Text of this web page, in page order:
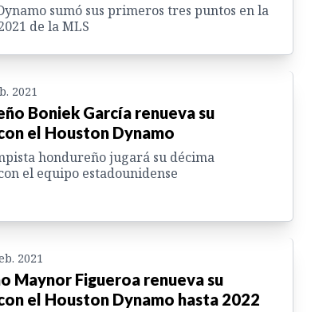
sumó sus primeros tres puntos en la
de la MLS
2021
Boniek García renueva su
el Houston Dynamo
hondureño jugará su décima
el equipo estadounidense
2021
Maynor Figueroa renueva su
el Houston Dynamo hasta 2022